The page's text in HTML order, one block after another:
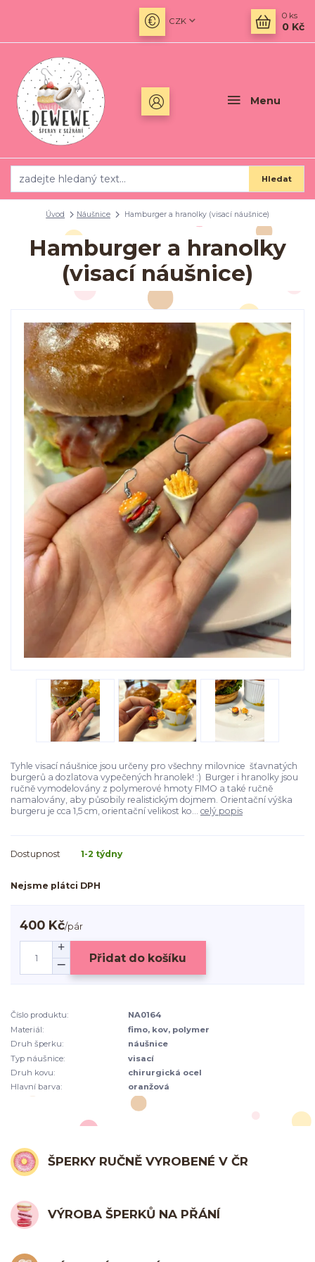
Menu
CZK
Hledat
0 ks
0 Kč
Úvod Náušnice Hamburger a hranolky (visací náušnice)
Hamburger a hranolky
(visací náušnice)
Tyhle visací náušnice jsou určeny pro všechny milovnice šťavnatých
burgerů a dozlatova vypečených hranolek! :) Burger i hranolky jsou
ručně vymodelovány z polymerové hmoty FIMO a také ručně
namalovány, aby působily realistickým dojmem. Orientační výška
burgeru je cca 1,5 cm, orientační velikost ko... celý popis
Dostupnost 1-2 týdny
Nejsme plátci DPH
400 Kč/pár
Přidat do košíku
Číslo produktu:
NA0164
Materiál:
fimo, kov, polymer
Druh šperku:
náušnice
Typ náušnice:
visací
Druh kovu:
chirurgická ocel
Hlavní barva:
oranžová
ŠPERKY RUČNĚ VYROBENÉ V ČR
VÝROBA ŠPERKŮ NA PŘÁNÍ